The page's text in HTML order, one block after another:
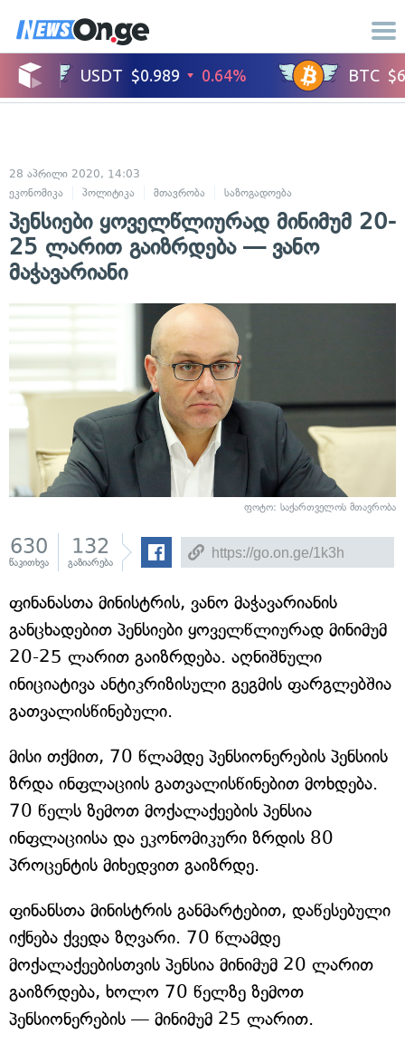
28 აპრილი 2020, 14:03
ეკონომიკა
პოლიტიკა მთავრობა საზოგადოება
პენსიები ყოველწლიურად მინიმუმ 20-
25 ლარით გაიზრდება — ვანო
მაჭავარიანი
ფოტო: საქართველოს მთავრობა
630
წაკითხვა
132
გაზიარება
ფინანასთა მინისტრის, ვანო მაჭავარიანის
განცხადებით პენსიები ყოველწლიურად მინიმუმ
20-25 ლარით გაიზრდება. აღნიშნული
ინიციატივა ანტიკრიზისული გეგმის ფარგლებშია
გათვალისწინებული.
მისი თქმით, 70 წლამდე პენსიონერების პენსიის
ზრდა ინფლაციის გათვალისწინებით მოხდება.
70 წელს ზემოთ მოქალაქეების პენსია
ინფლაციისა და ეკონომიკური ზრდის 80
პროცენტის მიხედვით გაიზრდე.
ფინანსთა მინისტრის განმარტებით, დაწესებული
იქნება ქვედა ზღვარი. 70 წლამდე
მოქალაქეებისთვის პენსია მინიმუმ 20 ლარით
გაიზრდება, ხოლო 70 წელზე ზემოთ
პენსიონერების — მინიმუმ 25 ლარით.